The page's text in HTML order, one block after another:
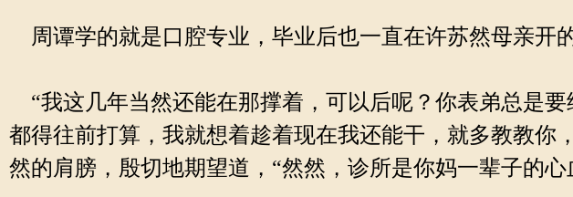
周谭学的就是口腔专业，毕业后也一直在许苏然母亲开
“我这几年当然还能在那撑着，可以后呢？你表弟总是
都得往前打算，我就想着趁着现在我还能干，就多教教你
然的肩膀，殷切地期望道，“然然，诊所是你妈一辈子的